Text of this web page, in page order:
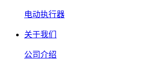
电动执行器
关于我们
公司介绍